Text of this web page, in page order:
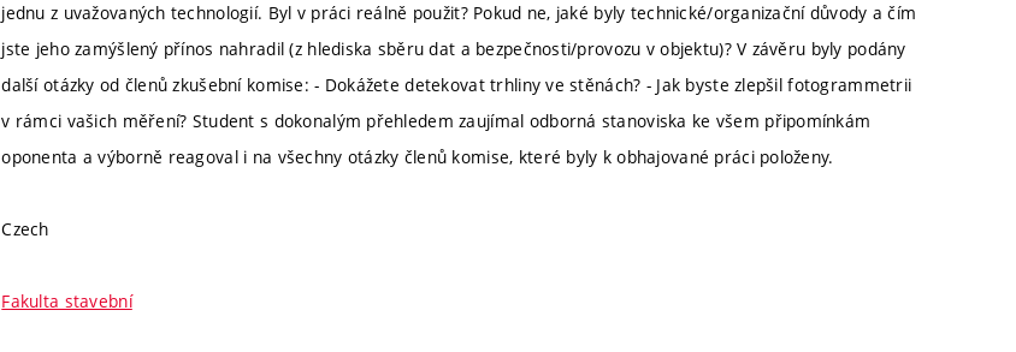
jednu z uvažovaných technologií. Byl v práci reálně použit? Pokud ne, jaké byly technické/organizační důvody a čím
jste jeho zamýšlený přínos nahradil (z hlediska sběru dat a bezpečnosti/provozu v objektu)? V závěru byly podány
další otázky od členů zkušební komise: - Dokážete detekovat trhliny ve stěnách? - Jak byste zlepšil fotogrammetrii
v rámci vašich měření? Student s dokonalým přehledem zaujímal odborná stanoviska ke všem připomínkám
oponenta a výborně reagoval i na všechny otázky členů komise, které byly k obhajované práci položeny.
Czech
Fakulta stavební